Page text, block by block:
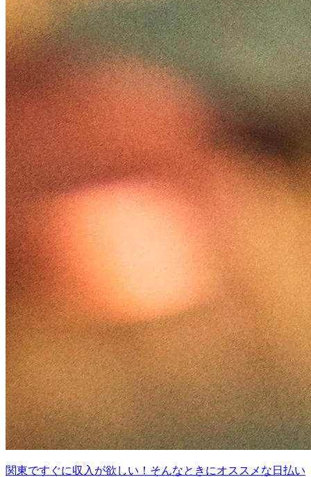
関東ですぐに収入が欲しい！そんなときにオススメな日払い